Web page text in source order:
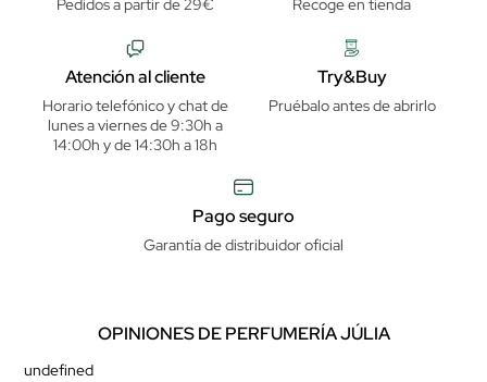
Pedidos a partir de 29€ Recoge en tienda
Atención al cliente
Horario telefónico y chat de
lunes a viernes de 9:30h a
14:00h y de 14:30h a 18h
Try&Buy
Pruébalo antes de abrirlo
Pago seguro
Garantía de distribuidor oficial
OPINIONES DE PERFUMERÍA JÚLIA
undefined